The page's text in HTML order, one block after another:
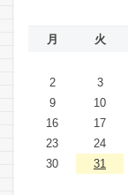
月 火
2
3
9
10
16
17
23
24
30
31